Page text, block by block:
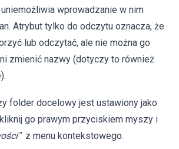
wprowadzanie w nim
Atrybut tylko do odczytu oznacza, że
lub odczytać, ale nie można go
zmienić nazwy (dotyczy to również
folder docelowy jest ustawiony jako
go prawym przyciskiem myszy i
z menu kontekstowego.